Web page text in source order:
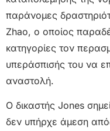
παράνομες
Zhao, ο οποίος
κατηγορίες τον
υπεράσπισής του να
αναστολή.
Ο δικαστής Jones
δεν υπήρχε άμεση